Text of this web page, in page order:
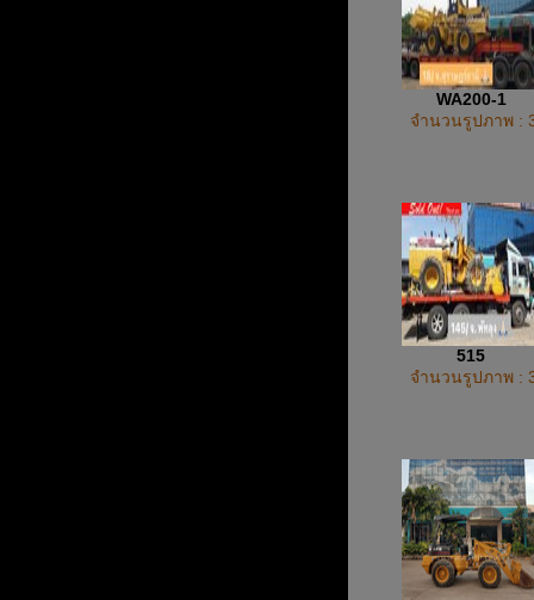
WA200-1
จำนวนรูปภาพ :
515
จำนวนรูปภาพ :